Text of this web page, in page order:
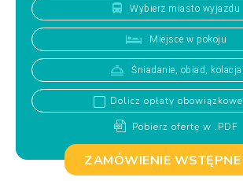
Wybierz miasto wyjazdu
Miejsce w pokoju
Śniadanie, obiad, kolacja
Dolicz opłaty obowiązkowe
Pobierz ofertę w .PDF
ZAMÓWIENIE WSTĘPNE